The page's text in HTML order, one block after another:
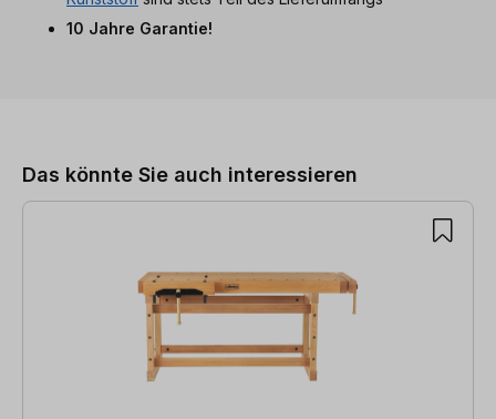
10 Jahre Garantie!
Das könnte Sie auch interessieren